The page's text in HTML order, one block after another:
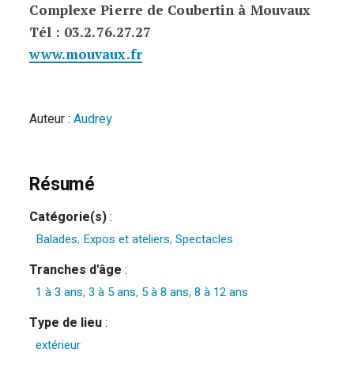
Complexe Pierre de Coubertin à Mouvaux
Tél : 03.2.76.27.27
www.mouvaux.fr
Auteur :Audrey
Résumé
Catégorie(s):
Balades, Expos et ateliers,Spectacles
Tranches d'âge :
1 à 3 ans,3 à 5 ans, 5 à 8 ans,8 à 12 ans
Type de lieu:
extérieur